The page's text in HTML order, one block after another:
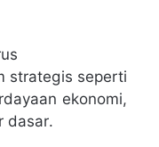
strategis seperti
ekonomi,
dasar.